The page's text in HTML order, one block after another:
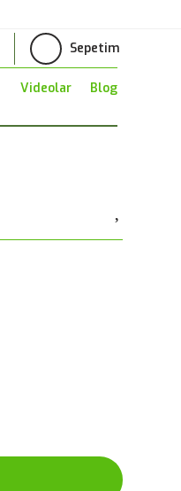
Sepetim
Videolar Blog